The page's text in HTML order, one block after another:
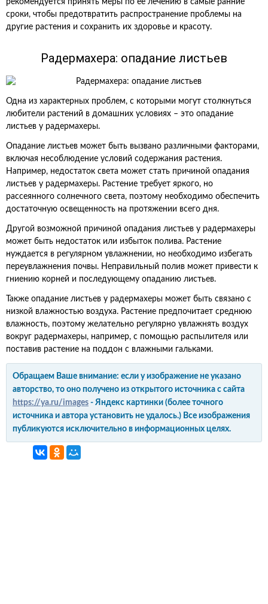
рекомендуется принять меры по ее лечению в самые ранние
сроки, чтобы предотвратить распространение проблемы на
другие растения и сохранить их здоровье и красоту.
Радермахера: опадание листьев
Одна из характерных проблем, с которыми могут столкнуться
любители растений в домашних условиях – это опадание
листьев у радермахеры.
Опадание листьев может быть вызвано различными факторами,
включая несоблюдение условий содержания растения.
Например, недостаток света может стать причиной опадания
листьев у радермахеры. Растение требует яркого, но
рассеянного солнечного света, поэтому необходимо обеспечить
достаточную освещенность на протяжении всего дня.
Другой возможной причиной опадания листьев у радермахеры
может быть недостаток или избыток полива. Растение
нуждается в регулярном увлажнении, но необходимо избегать
переувлажнения почвы. Неправильный полив может привести к
гниению корней и последующему опаданию листьев.
Также опадание листьев у радермахеры может быть связано с
низкой влажностью воздуха. Растение предпочитает среднюю
влажность, поэтому желательно регулярно увлажнять воздух
вокруг радермахеры, например, с помощью распылителя или
поставив растение на поддон с влажными гальками.
Обращаем Ваше внимание: если у изображение не указано
авторство, то оно получено из открытого источника с сайта
https://ya.ru/images - Яндекс картинки (более точного
источника и автора установить не удалось.) Все изображения
публикуются исключительно в информационных целях.